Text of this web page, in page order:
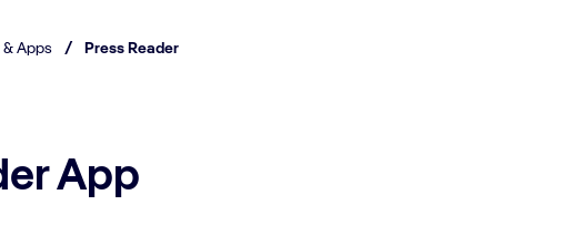
& Apps / Press Reader
App